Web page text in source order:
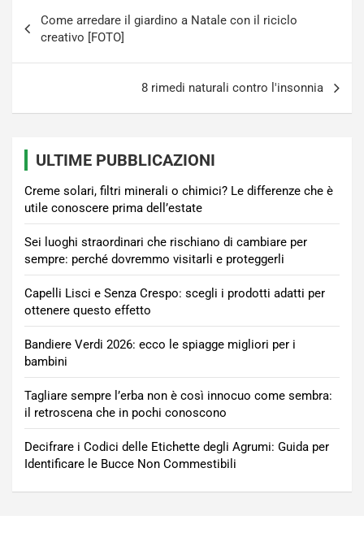
articoli
Come arredare il giardino a Natale con il riciclo
creativo [FOTO]
8 rimedi naturali contro l'insonnia
ULTIME PUBBLICAZIONI
Creme solari, filtri minerali o chimici? Le differenze che è
utile conoscere prima dell’estate
Sei luoghi straordinari che rischiano di cambiare per
sempre: perché dovremmo visitarli e proteggerli
Capelli Lisci e Senza Crespo: scegli i prodotti adatti per
ottenere questo effetto
Bandiere Verdi 2026: ecco le spiagge migliori per i
bambini
Tagliare sempre l’erba non è così innocuo come sembra:
il retroscena che in pochi conoscono
Decifrare i Codici delle Etichette degli Agrumi: Guida per
Identificare le Bucce Non Commestibili